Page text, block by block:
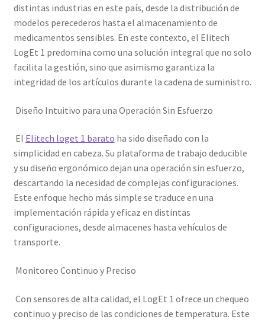
distintas industrias en este país, desde la distribución de
modelos perecederos hasta el almacenamiento de
medicamentos sensibles. En este contexto, el Elitech
LogEt 1 predomina como una solución integral que no solo
facilita la gestión, sino que asimismo garantiza la
integridad de los artículos durante la cadena de suministro.
Diseño Intuitivo para una Operación Sin Esfuerzo
El Elitech loget 1 barato ha sido diseñado con la
simplicidad en cabeza. Su plataforma de trabajo deducible
y su diseño ergonómico dejan una operación sin esfuerzo,
descartando la necesidad de complejas configuraciones.
Este enfoque hecho más simple se traduce en una
implementación rápida y eficaz en distintas
configuraciones, desde almacenes hasta vehículos de
transporte.
Monitoreo Continuo y Preciso
Con sensores de alta calidad, el LogEt 1 ofrece un chequeo
continuo y preciso de las condiciones de temperatura. Este